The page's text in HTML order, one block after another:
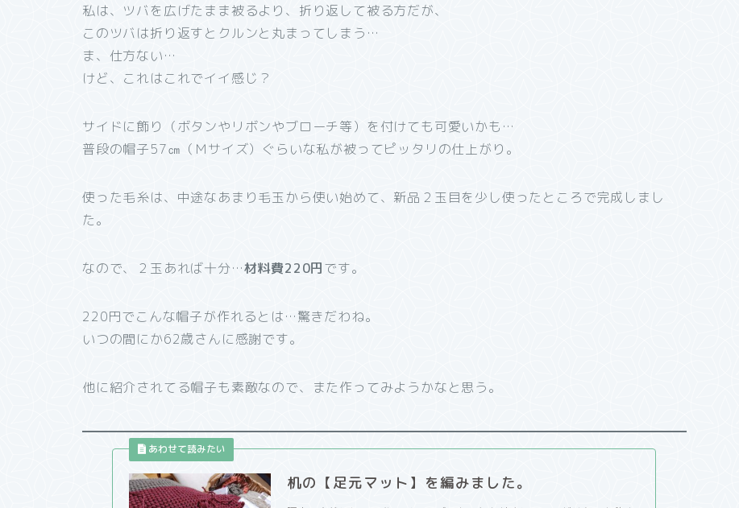
私は、ツバを広げたまま被るより、折り返して被る方だが、
このツバは折り返すとクルンと丸まってしまう…
ま、仕方ない…
けど、これはこれでイイ感じ？
サイドに飾り（ボタンやリボンやブローチ等）を付けても可愛いかも…
普段の帽子57㎝（Ｍサイズ）ぐらいな私が被ってピッタリの仕上がり。
使った毛糸は、中途なあまり毛玉から使い始めて、新品２玉目を少し使ったところで完成しまし
た。
なので、２玉あれば十分…材料費220円です。
220円でこんな帽子が作れるとは…驚きだわね。
いつの間にか62歳さんに感謝です。
他に紹介されてる帽子も素敵なので、また作ってみようかなと思う。
机の【足元マット】を編みました。